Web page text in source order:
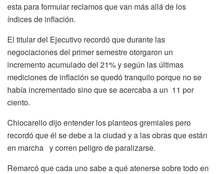
esta para formular reclamos que van más allá de los
índices de inflación.
El titular del Ejecutivo recordó que durante las
negociaciones del primer semestre otorgaron un
incremento acumulado del 21% y según las últimas
mediciones de inflación se quedó tranquilo porque no se
había incrementado sino que se acercaba a un 11 por
ciento.
Chiocarello dijo entender los planteos gremiales pero
recordó que él se debe a la ciudad y a las obras que están
en marcha y corren peligro de paralizarse.
Remarcó que cada uno sabe a qué atenerse sobre todo en